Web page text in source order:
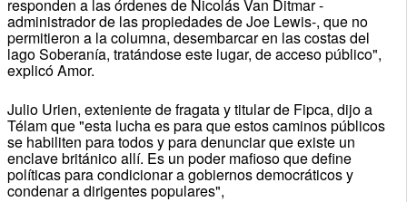
responden a las órdenes de Nicolás Van Ditmar -
administrador de las propiedades de Joe Lewis-, que no
permitieron a la columna, desembarcar en las costas del
lago Soberanía, tratándose este lugar, de acceso público",
explicó Amor.
Julio Urien, exteniente de fragata y titular de Fipca, dijo a
Télam que "esta lucha es para que estos caminos públicos
se habiliten para todos y para denunciar que existe un
enclave británico allí. Es un poder mafioso que define
políticas para condicionar a gobiernos democráticos y
condenar a dirigentes populares",